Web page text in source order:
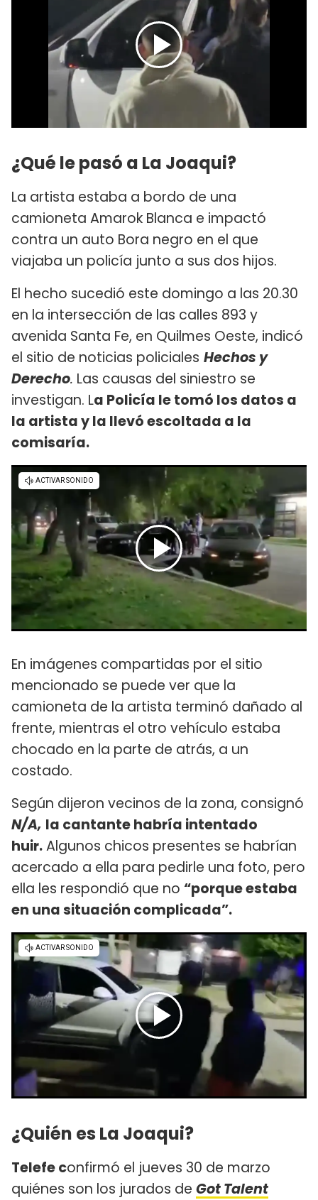
¿Qué le pasó a La Joaqui?
La artista estaba a bordo de una
camioneta Amarok Blanca e impactó
contra un auto Bora negro en el que
viajaba un policía junto a sus dos hijos.
El hecho sucedió este domingo a las 20.30
en la intersección de las calles 893 y
avenida Santa Fe, en Quilmes Oeste, indicó
el sitio de noticias policiales Hechos y
Derecho. Las causas del siniestro se
investigan. La Policía le tomó los datos a
la artista y la llevó escoltada a la
comisaría.
En imágenes compartidas por el sitio
mencionado se puede ver que la
camioneta de la artista terminó dañado al
frente, mientras el otro vehículo estaba
chocado en la parte de atrás, a un
costado.
Según dijeron vecinos de la zona, consignó
N/A, la cantante habría intentado
huir.Algunos chicos presentes se habrían
acercado a ella para pedirle una foto, pero
ella les respondió que no “porque estaba
en una situación complicada”.
¿Quién es La Joaqui?
Telefe confirmó el jueves 30 de marzo
quiénes son los jurados de Got Talent